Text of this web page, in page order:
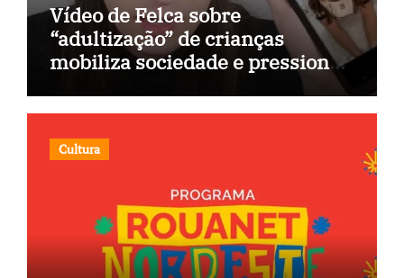
Vídeo de Felca sobre
“adultização” de crianças
mobiliza sociedade e pressiona
Cultura